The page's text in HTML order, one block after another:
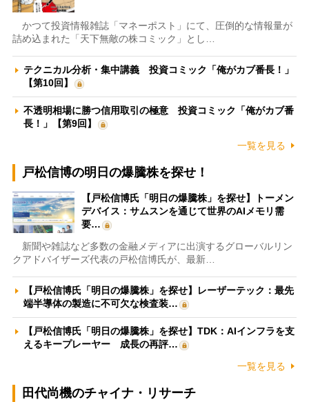
かつて投資情報雑誌「マネーポスト」にて、圧倒的な情報量が
詰め込まれた「天下無敵の株コミック」とし…
テクニカル分析・集中講義 投資コミック「俺がカブ番長！」
【第10回】
不透明相場に勝つ信用取引の極意 投資コミック「俺がカブ番
長！」【第9回】
一覧を見る
戸松信博の明日の爆騰株を探せ！
【戸松信博氏「明日の爆騰株」を探せ】トーメン
デバイス：サムスンを通じて世界のAIメモリ需
要…
新聞や雑誌など多数の金融メディアに出演するグローバルリン
クアドバイザーズ代表の戸松信博氏が、最新…
【戸松信博氏「明日の爆騰株」を探せ】レーザーテック：最先
端半導体の製造に不可欠な検査装…
【戸松信博氏「明日の爆騰株」を探せ】TDK：AIインフラを支
えるキープレーヤー 成長の再評…
一覧を見る
田代尚機のチャイナ・リサーチ